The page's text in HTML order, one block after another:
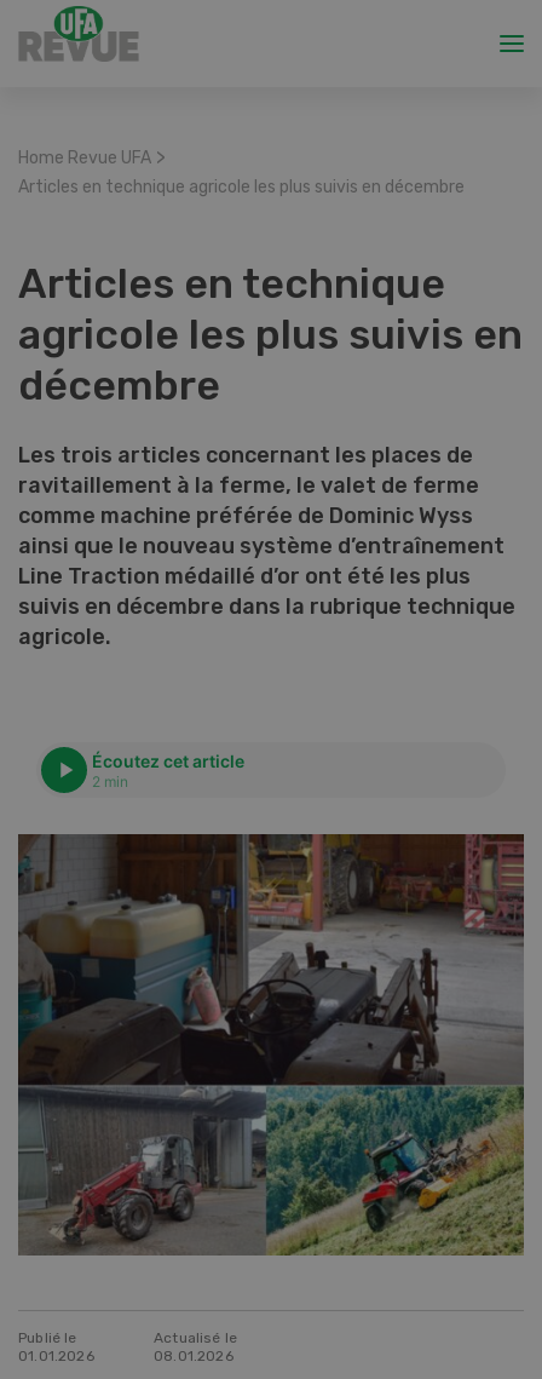
Home Revue UFA >
Articles en technique agricole les plus suivis en décembre
Articles en technique
agricole les plus suivis en
décembre
Les trois articles concernant les places de
ravitaillement à la ferme, le valet de ferme
comme machine préférée de Dominic Wyss
ainsi que le nouveau système d’entraînement
Line Traction médaillé d’or ont été les plus
suivis en décembre dans la rubrique technique
agricole.
Écoutez cet article
2 min
Publié le
01.01.2026
Actualisé le
08.01.2026